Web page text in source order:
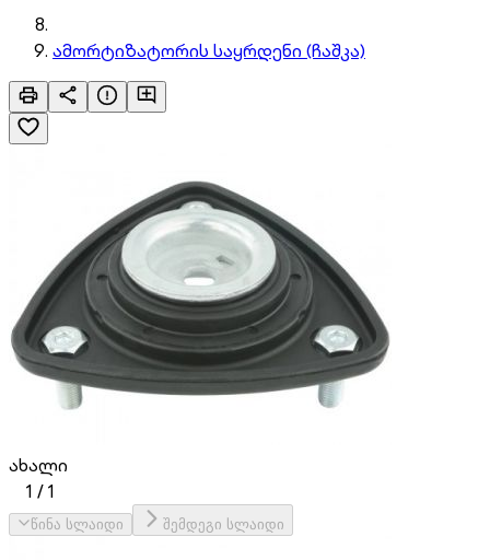
ამორტიზატორის საყრდენი (ჩაშკა)
ახალი
1 /1
წინა სლაიდი შემდეგი სლაიდი